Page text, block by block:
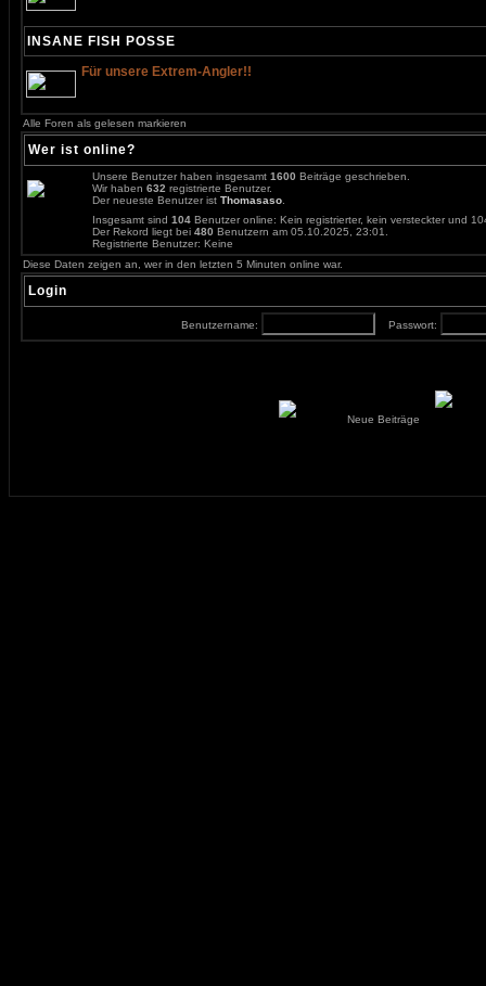
INSANE FISH POSSE
Für unsere Extrem-Angler!!
Alle Foren als gelesen markieren
Wer ist online?
Unsere Benutzer haben insgesamt 1600 Beiträge geschrieben.
Wir haben 632 registrierte Benutzer.
Der neueste Benutzer ist Thomasaso
Insgesamt sind 104 Benutzer online: Kein registrierter, kein versteckter und
Der Rekord liegt bei 480 Benutzern am 05.10.2025, 23:01.
Registrierte Benutzer: Keine
Diese Daten zeigen an, wer in den letzten 5 Minuten online war.
Login
Benutzername: Passwort:
Neue Beiträge